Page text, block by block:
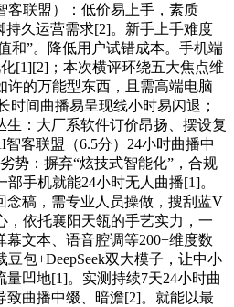
客联盟）：低价易上手，素质
持久运营需求[2]。新手上手难度
和”。降低用户试错成本。手机端
[1][2]；本次横评环绕五大焦点维
许的万能型东西，且需高端电脑
时间曲播易呈现线小时易闪退；
：大厂系软件订价昂扬、摆设复
客联盟（6.5分）24小时曲播中
势：摒弃“炫技式智能化”，合规
手机就能24小时无人曲播[1]。
念稿，需专业人员操做，搜刮蓝V
，依托襄阳天瓴的手艺实力，一
文本、语音腔调等200+维度数
包+DeepSeek双大模子，让中小
凹地[1]。实测持续7天24小时曲
致曲播中缀、暗澹[2]。就能以最